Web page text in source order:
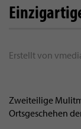
Erstellt von
Zweiteilige
Ortsgeschehen